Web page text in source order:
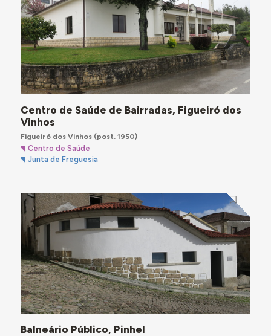
Centro de Saúde de Bairradas, Figueiró dos
Vinhos
Figueiró dos Vinhos(post. 1950)
Centro de Saúde
Junta de Freguesia
Balneário Público, Pinhel